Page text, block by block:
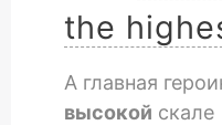
the
А главная
высокой скале